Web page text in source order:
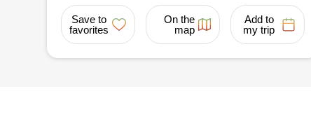
Add to
my trip
On the
map
Save to
favorites